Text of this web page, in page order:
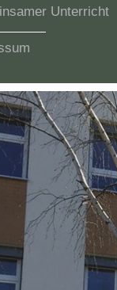
Unterricht